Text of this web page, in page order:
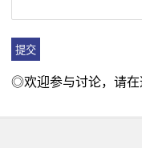
◎欢迎参与讨论，请在